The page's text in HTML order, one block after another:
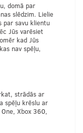
domā par
slēdzim. Lielie
par savu klientu
Jūs varēsiet
kad Jūs
nav spēļu,
strādās ar
spēļu krēslu ar
Xbox 360,